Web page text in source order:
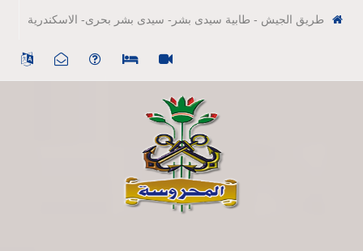
طريق الجيش - طابية سيدى بشر- سيدى بشر بحرى- الاسكندرية